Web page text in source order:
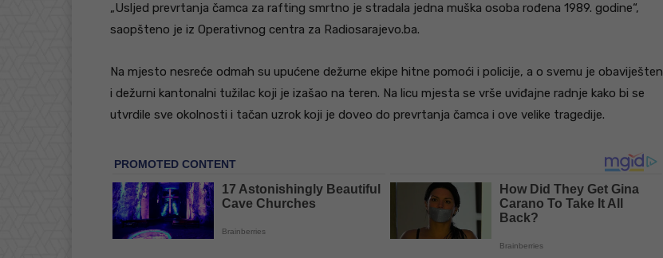
„Usljed prevrtanja čamca za rafting smrtno je stradala jedna muška osoba rođena 1989. godine“,
saopšteno je iz Operativnog centra za Radiosarajevo.ba.
Na mjesto nesreće odmah su upućene dežurne ekipe hitne pomoći i policije, a o svemu je obaviješten
i dežurni kantonalni tužilac koji je izašao na teren. Na licu mjesta se vrše uviđajne radnje kako bi se
utvrdile sve okolnosti i tačan uzrok koji je doveo do prevrtanja čamca i ove velike tragedije.